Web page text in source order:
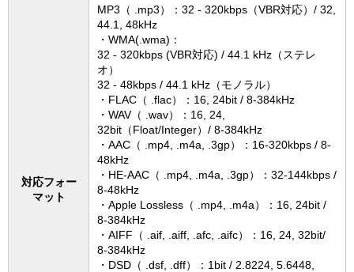
対応フォー
マット
MP3（ .mp3）：32 - 320kbps（VBR対応）/ 32,
44.1, 48kHz
・WMA(.wma)：
32 - 320kbps (VBR対応) / 44.1 kHz（ステレ
オ）
32 - 48kbps / 44.1 kHz（モノラル）
・FLAC（ .flac）：16, 24bit / 8-384kHz
・WAV（ .wav）：16, 24,
32bit（Float/Integer）/ 8-384kHz
・AAC（ .mp4, .m4a, .3gp）：16-320kbps / 8-
48kHz
・HE-AAC（ .mp4, .m4a, .3gp）：32-144kbps /
8-48kHz
・Apple Lossless（ .mp4, .m4a）：16, 24bit /
8-384kHz
・AIFF（ .aif, .aiff, .afc, .aifc）：16, 24, 32bit/
8-384kHz
・DSD（ .dsf, .dff）：1bit / 2.8224, 5.6448,